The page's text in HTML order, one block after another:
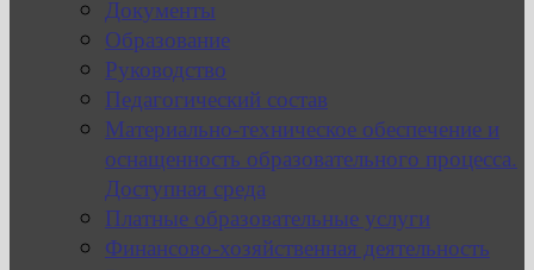
Документы
Образование
Руководство
Педагогический состав
Материально-техническое обеспечение и
оснащенность образовательного процесса.
Доступная среда
Платные образовательные услуги
Финансово-хозяйственная деятельность